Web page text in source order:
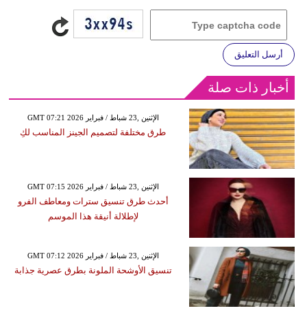
أرسل التعليق
أخبار ذات صلة
GMT 07:21 2026 الإثنين ,23 شباط / فبراير
طرق مختلفة لتصميم الجينز المناسب لكِ
GMT 07:15 2026 الإثنين ,23 شباط / فبراير
أحدث طرق تنسيق سترات ومعاطف الفرو
لإطلالة أنيقة هذا الموسم
GMT 07:12 2026 الإثنين ,23 شباط / فبراير
تنسيق الأوشحة الملونة بطرق عصرية جذابة